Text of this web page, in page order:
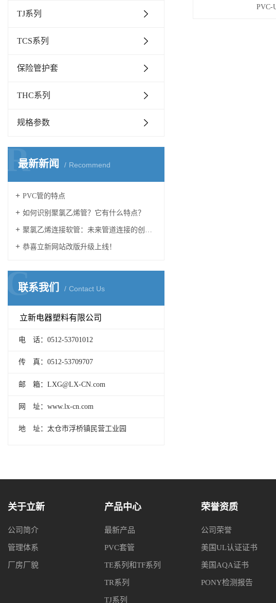
TJ系列
TCS系列
保险管护套
THC系列
规格参数
最新新闻 Recommend
R
PVC管的特点
如何识别聚氯乙烯管？它有什么特点？
聚氯乙烯连接软管：未来管道连接的创新之路
恭喜立新网站改版升级上线！
联系我们 Contact Us
C
立新电器塑料有限公司
电 话：0512-53701012
传 真：0512-53709707
邮 箱：LXG@LX-CN.com
网 址：www.lx-cn.com
地 址：太仓市浮桥镇民营工业园
PVC-
关于立新
公司简介
管理体系
厂房厂貌
产品中心
最新产品
PVC套管
TE系列和TF系列
TR系列
TJ系列
荣誉资质
公司荣誉
美国UL认证证书
美国AQA证书
PONY检测报告